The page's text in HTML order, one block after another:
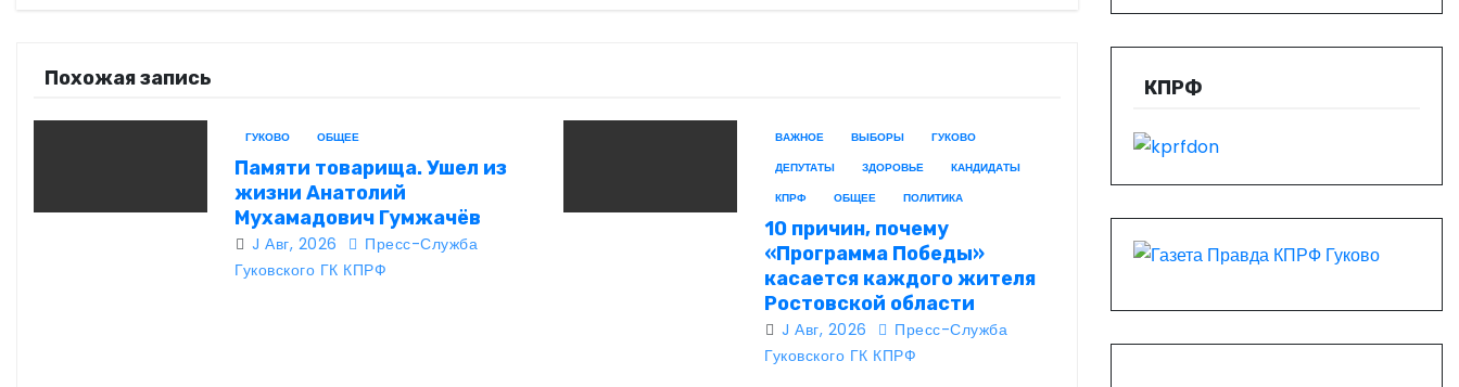
Похожая запись
ГУКОВО ОБЩЕЕ
Памяти товарища. Ушел из
жизни Анатолий
Мухамадович Гумжачёв
J Авг, 2026
Пресс-Служба
Гуковского ГК КПРФ
ВАЖНОЕ ВЫБОРЫ
ГУКОВО
ДЕПУТАТЫ
ЗДОРОВЬЕ
КАНДИДАТЫ
КПРФ
ОБЩЕЕ ПОЛИТИКА
10 причин, почему
«Программа Победы»
касается каждого жителя
Ростовской области
J Авг, 2026
Пресс-Служба
Гуковского ГК КПРФ
КПРФ